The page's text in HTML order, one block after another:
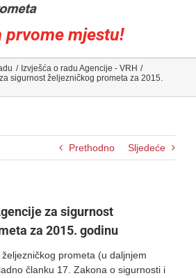
prvome mjestu!
Izvješća o radu Agencije - VRH
sigurnost željezničkog prometa za 2015.
Prethodno Sljedeće
za sigurnost
za 2015. godinu
prometa (u daljnjem
članku 17. Zakona o sigurnosti i